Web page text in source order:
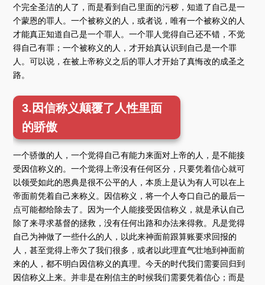
个完全圣洁的人了，而是看到自己里面的污秽，知道了自己是一
个蒙恩的罪人。一个被称义的人，或者说，唯有一个被称义的人
才能真正知道自己是一个罪人。一个罪人觉得自己还不错，不觉
得自己有罪；一个被称义的人，才开始真认识到自己是一个罪
人。可以说，在被上帝称义之后的罪人才开始了真悔改的成圣之
路。
3.因信称义颠覆了人性里面
的骄傲
一个骄傲的人，一个觉得自己有能力来面对上帝的人，是不能接
受因信称义的。一个觉得上帝没有任何区分，只要凭着信心就可
以领受如此的恩典是很不公平的人，本质上是认为有人可以在上
帝面前凭着自己来称义。因信称义，将一个人夸口自己的最后一
点可能都给除去了。因为一个人能接受因信称义，就是承认自己
除了来寻求基督的拯救，没有任何出路和办法来得救。凡是觉得
自己为神做了一些什么的人，以此来神面前跟算账要求回报的
人，甚至觉得上帝欠了我们很多，或者以此理直气壮地到神面前
来的人，都不明白因信称义的真理。今天的时代我们需要回归到
因信称义上来。并非是在刚信主的时候我们需要凭着信心；而是